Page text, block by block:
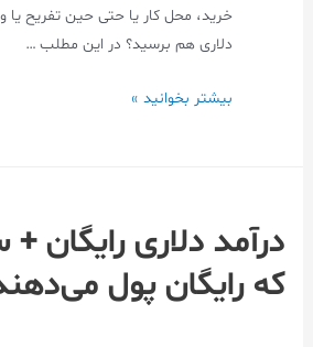
خرید، محل کار یا حتی حین تفریح یا
دلاری هم برسید؟ در این مطلب …
بیشتر بخوانید »
درآمد دلاری رایگان
که رایگان پول